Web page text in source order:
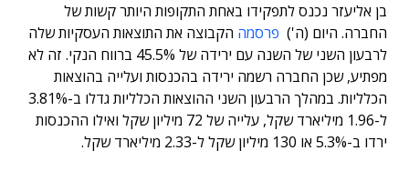
בן אליעזר נכנס לתפקידו באחת התקופות היותר קשות של
החברה. היום (ה') פרסמה הקבוצה את התוצאות העסקיות שלה
לרבעון השני של השנה עם ירידה של 45.5% ברווח הנקי. זה לא
מפתיע, שכן החברה רשמה ירידה בהכנסות ועלייה בהוצאות
הכלליות. במהלך הרבעון השני ההוצאות הכלליות גדלו ב-3.81%
ל-1.96 מיליארד שקל, עלייה של 72 מיליון שקל ואילו ההכנסות
ירדו ב-5.3% או 130 מיליון שקל ל-2.33 מיליארד שקל.